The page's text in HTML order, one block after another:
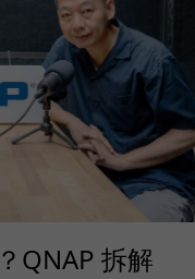
QNAP 拆解